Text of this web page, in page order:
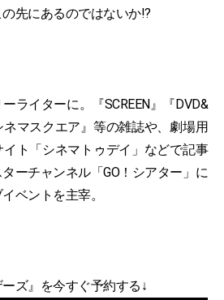
先にあるのではないか!?
ライターに。『SCREEN』『DVD&
マスクエア』等の雑誌や、劇場用
ト「シネマトゥデイ」などで記事
ーチャンネル「GO！シアター」に
ベントを主宰。
ーズ』を今すぐ予約する↓